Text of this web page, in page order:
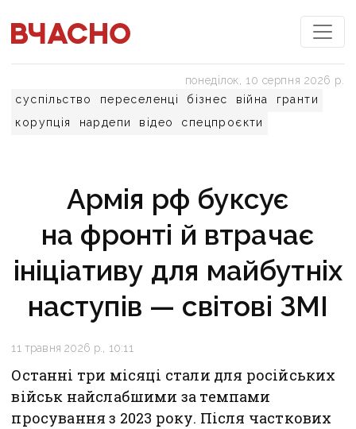
суспільство переселенці бізнес війна
гранти
корупція
нардепи відео спецпроєкти
понеділок, 10 серпня 2026 р.
Армія рф буксує
на фронті й втрачає
ініціативу для майбутніх
наступів — світові ЗМІ
11 травня 2026 р., 10:11
Останні три місяці стали для російських
військ найслабшими за темпами
просування з 2023 року. Після часткових